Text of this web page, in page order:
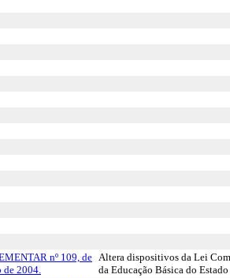
nº 109, de
de 2004.
Altera dispositivos da Lei
da Educação Básica do